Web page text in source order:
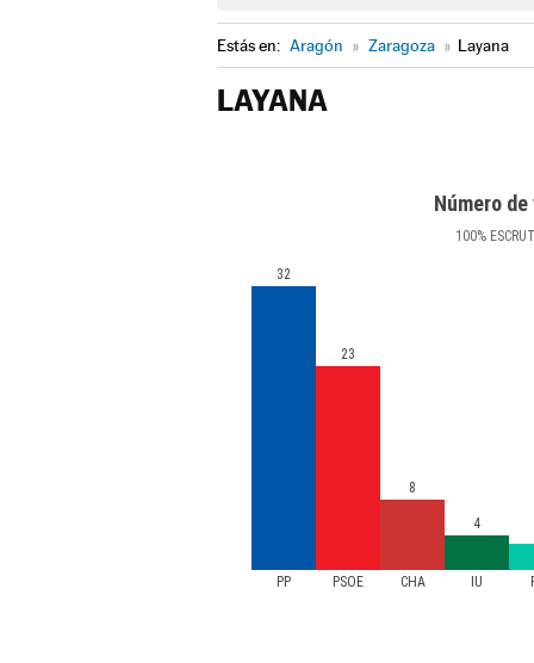
Estás en: Aragón » Zaragoza » Layana
LAYANA
Número
100%
PP PSOE CHA IU
32
23
8
4